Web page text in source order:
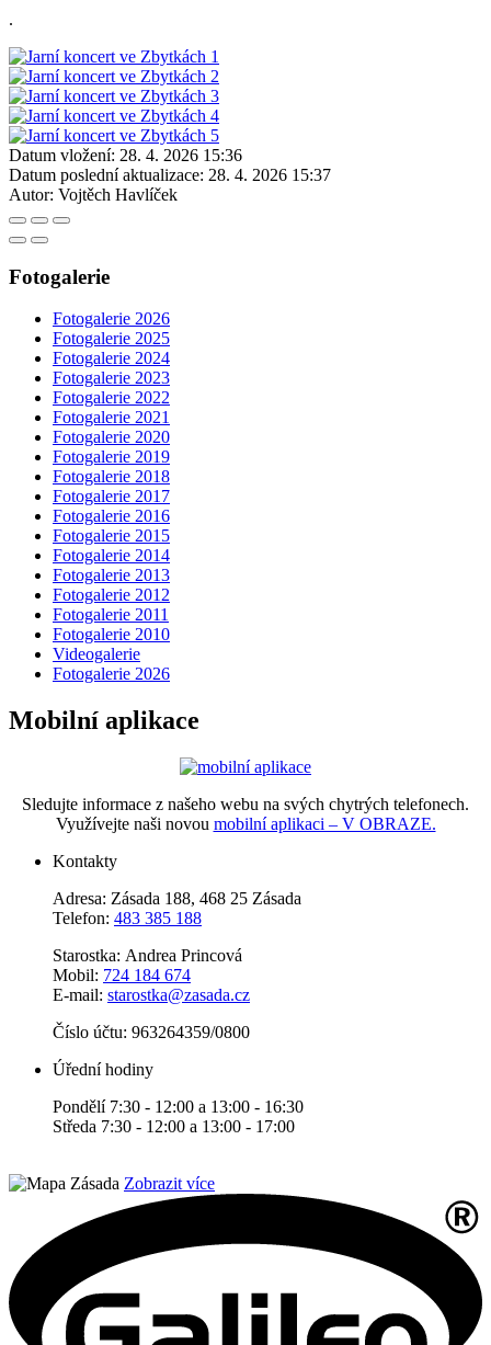
.
Datum vložení: 28. 4. 2026 15:36
Datum poslední aktualizace: 28. 4. 2026 15:37
Autor: Vojtěch Havlíček
Fotogalerie
Fotogalerie 2026
Fotogalerie 2025
Fotogalerie 2024
Fotogalerie 2023
Fotogalerie 2022
Fotogalerie 2021
Fotogalerie 2020
Fotogalerie 2019
Fotogalerie 2018
Fotogalerie 2017
Fotogalerie 2016
Fotogalerie 2015
Fotogalerie 2014
Fotogalerie 2013
Fotogalerie 2012
Fotogalerie 2011
Fotogalerie 2010
Videogalerie
Fotogalerie 2026
Mobilní aplikace
Sledujte informace z našeho webu na svých chytrých telefonech.
Využívejte naši novou mobilní aplikaci – V OBRAZE.
Kontakty
Adresa: Zásada 188, 468 25 Zásada
Telefon: 483 385 188
Starostka: Andrea Princová
Mobil: 724 184 674
E-mail: starostka@zasada.cz
Číslo účtu: 963264359/0800
Úřední hodiny
Pondělí 7:30 - 12:00 a 13:00 - 16:30
Středa 7:30 - 12:00 a 13:00 - 17:00
Zobrazit více